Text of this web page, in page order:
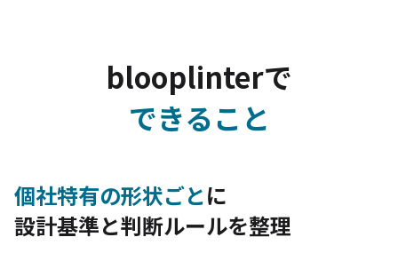
blooplinterで
できること
個社特有の形状ごとに
設計基準と判断ルールを整理